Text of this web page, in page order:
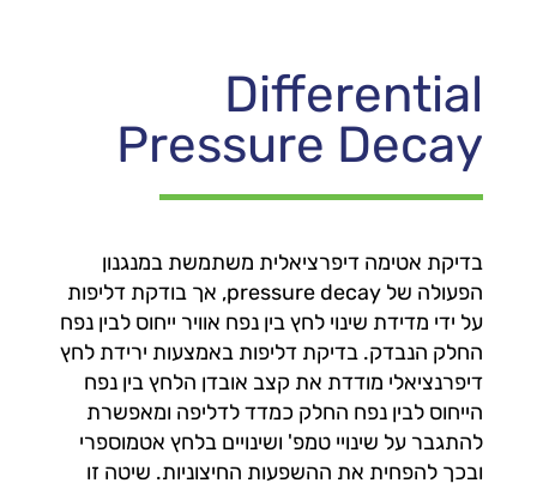
Differential
Pressure Decay
בדיקת אטימה דיפרציאלית משתמשת במנגנון
הפעולה של pressure decay, אך בודקת דליפות
על ידי מדידת שינוי לחץ בין נפח אוויר ייחוס לבין נפח
החלק הנבדק. בדיקת דליפות באמצעות ירידת לחץ
דיפרנציאלי מודדת את קצב אובדן הלחץ בין נפח
הייחוס לבין נפח החלק כמדד לדליפה ומאפשרת
להתגבר על שינויי טמפ' ושינויים בלחץ אטמוספרי
ובכך להפחית את ההשפעות החיצוניות. שיטה זו